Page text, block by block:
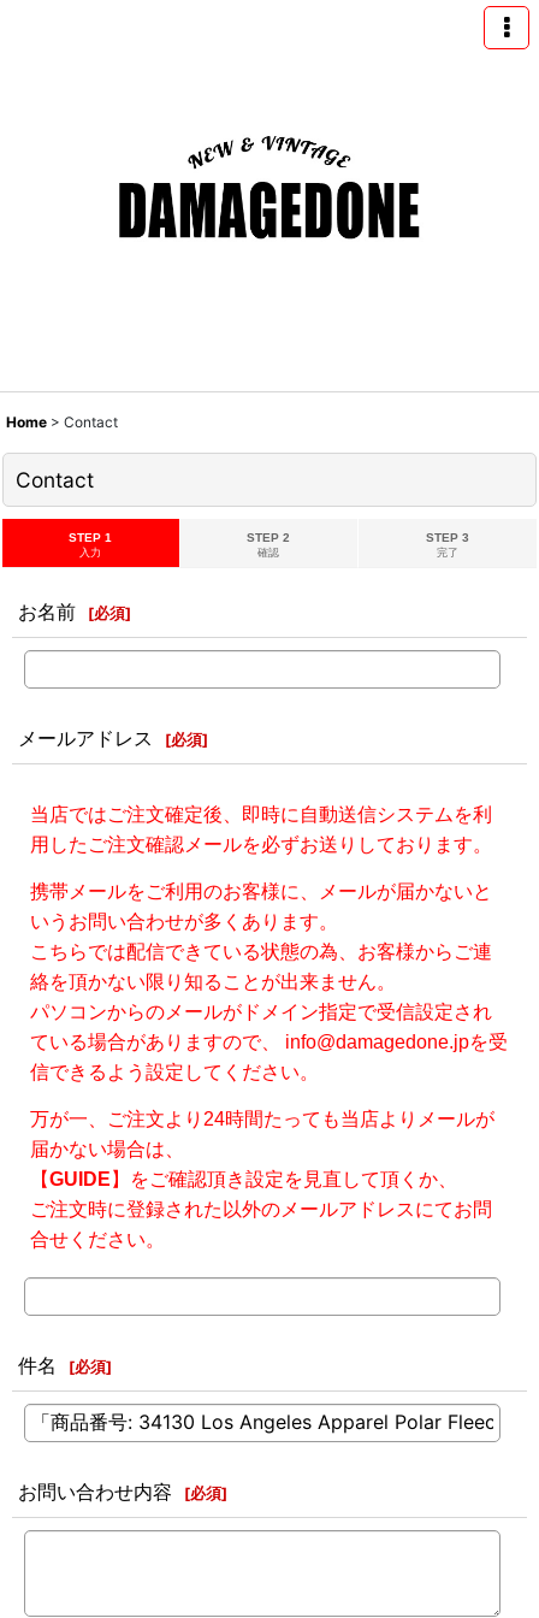
Home > Contact
Contact
STEP 1
入力
STEP 2
確認
STEP 3
完了
お名前 [必須]
メールアドレス [必須]
当店ではご注文確定後、即時に自動送信システムを利
用したご注文確認メールを必ずお送りしております。
携帯メールをご利用のお客様に、メールが届かないと
いうお問い合わせが多くあります。
こちらでは配信できている状態の為、お客様からご連
絡を頂かない限り知ることが出来ません。
パソコンからのメールがドメイン指定で受信設定され
ている場合がありますので、 info@damagedone.jpを受
信できるよう設定してください。
万が一、ご注文より24時間たっても当店よりメールが
届かない場合は、
【GUIDE 】をご確認頂き設定を見直して頂くか、
ご注文時に登録された以外のメールアドレスにてお問
合せください。
件名 [必須]
お問い合わせ内容 [必須]